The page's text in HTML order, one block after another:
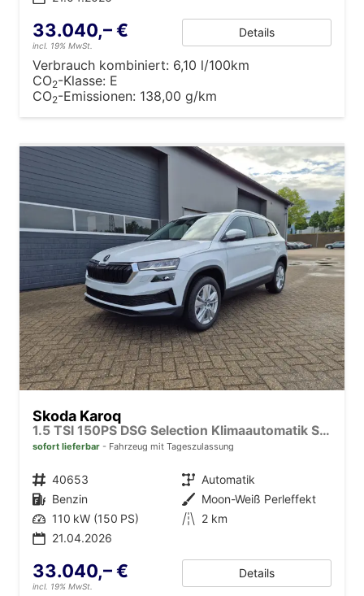
33.040,– €
incl. 19% MwSt.
Details
Verbrauch kombiniert: 6,10 l/100km
CO2-Klasse: E
CO2-Emissionen: 138,00 g/km
Skoda Karoq
1.5 TSI 150PS DSG Selection Klimaautomatik Sitzheizung Lenkradheizung ACC PDC v+h Rückf.Kamera abg.Scheiben Apple CarPlay Android Auto 17"LM
sofort lieferbar Fahrzeug mit Tageszulassung
Fahrzeugnr. 40653 Getriebe Automatik
Kraftstoff Benzin Außenfarbe Moon-Weiß Perleffekt
Leistung 110 kW (150 PS) Kilometerstand 2 km
21.04.2026
33.040,– €
incl. 19% MwSt.
Details